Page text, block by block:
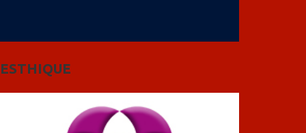
ESTHIQUE